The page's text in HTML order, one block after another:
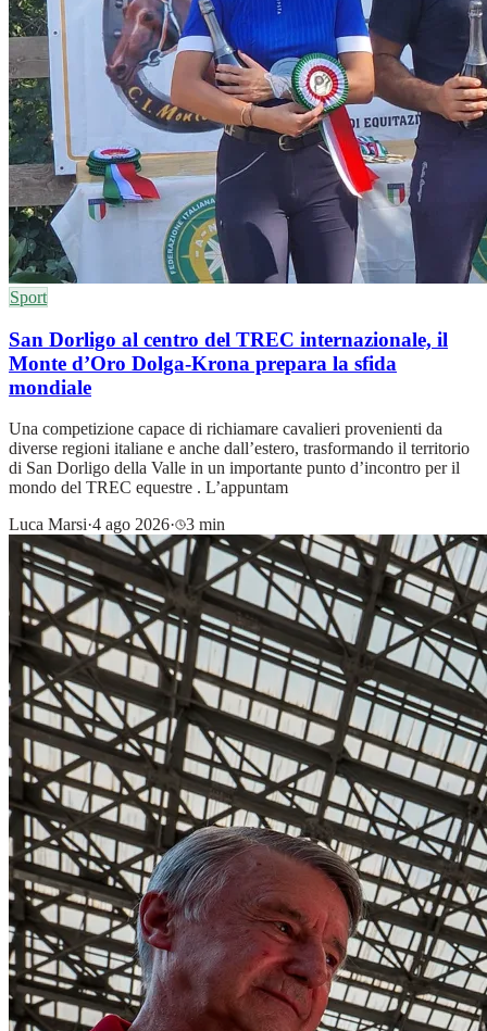
Sport
San Dorligo al centro del TREC internazionale, il
Monte d’Oro Dolga-Krona prepara la sfida
mondiale
Una competizione capace di richiamare cavalieri provenienti da
diverse regioni italiane e anche dall’estero, trasformando il territorio
di San Dorligo della Valle in un importante punto d’incontro per il
mondo del TREC equestre . L’appuntam
Luca Marsi·4 ago 2026· 3 min